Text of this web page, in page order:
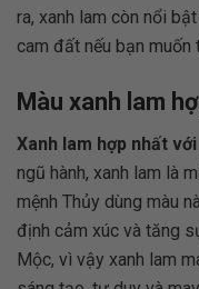
ra, xanh lam còn nổi
cam đất nếu bạn muốn
Màu xanh lam
Xanh lam hợp nhất
ngũ hành, xanh lam là
mệnh Thủy dùng màu
định cảm xúc và tăng
Mộc, vì vậy xanh lam